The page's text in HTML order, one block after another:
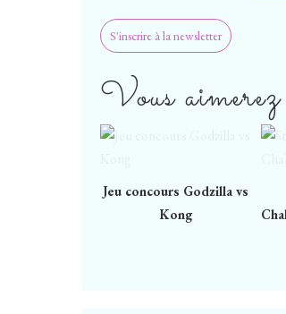
S'inscrire à la newsletter
Vous
Jeu concours Godzilla vs
Kong